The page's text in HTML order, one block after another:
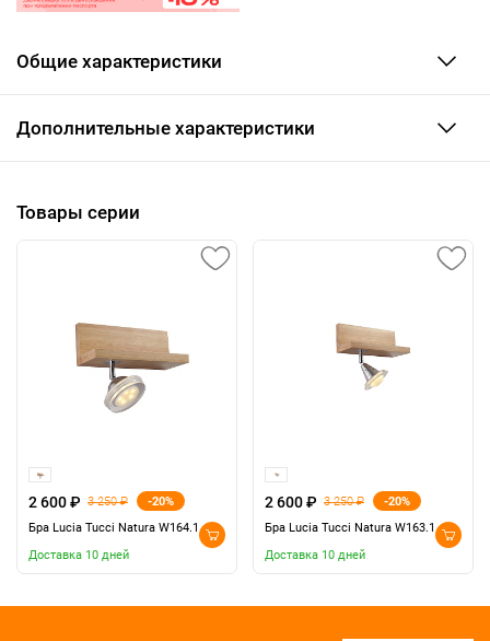
Общие характеристики
Дополнительные характеристики
Товары серии
2 600 ₽ 3 250 ₽
-20%
Бра Lucia Tucci Natura W164.1
Доставка 10 дней
2 600 ₽ 3 250 ₽
-20%
Бра Lucia Tucci Natura W163.1
Доставка 10 дней